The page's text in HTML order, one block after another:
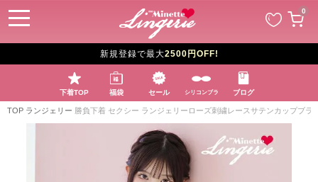
0
新規登録で最大2500円OFF!
下着TOP 福袋 セール シリコンブラ ブログ
TOP ランジェリー 勝負下着 セクシー ランジェリーローズ刺繍レースサテンカップブラ
ペー
ジト